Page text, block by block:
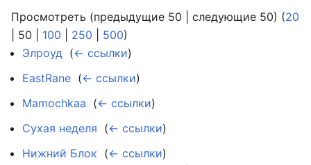
Просмотреть (предыдущие 50 следующие 50) (20
50 100 250 500)
Элроуд (← ссылки)
EastRane (← ссылки)
Mamochkaa (← ссылки)
Сухая неделя (← ссылки)
Нижний Блок (← ссылки)